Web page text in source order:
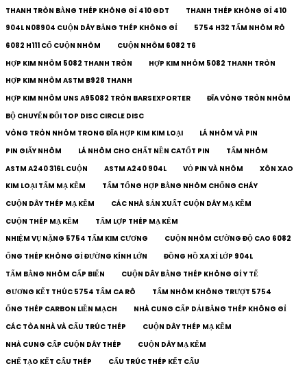
THANH TRÒN BẰNG THÉP KHÔNG GỈ 410 GDT
THANH THÉP KHÔNG GỈ 410
904L N08904 CUỘN DÂY BẰNG THÉP KHÔNG GỈ
5754 H32 TẤM NHÔM RÔ
6082 H111 CỔ CUỘN NHÔM
CUỘN NHÔM 6082 T6
HỢP KIM NHÔM 5082 THANH TRÒN
HỢP KIM NHÔM 5082 THANH TRÒN
HỢP KIM NHÔM ASTM B928 THANH
HỢP KIM NHÔM UNS A95082 TRÒN BARSEXPORTER
ĐĨA VÒNG TRÒN NHÔM
BỘ CHUYỂN ĐỔI TOP DISC CIRCLE DISC
VÒNG TRÒN NHÔM TRONG ĐĨA HỢP KIM KIM LOẠI
LÁ NHÔM VÀ PIN
PIN GIẤY NHÔM
LÁ NHÔM CHO CHẤT NỀN CATỐT PIN
TẤM NHÔM
ASTM A240 316L CUỘN
ASTM A240 904L VỎ PIN VÀ NHÔM
XÔN XAO
KIM LOẠI TẤM MẠ KẼM
TẤM TỔNG HỢP BẰNG NHÔM CHỐNG CHÁY
CUỘN DÂY THÉP MẠ KẼM
CÁC NHÀ SẢN XUẤT CUỘN DÂY MẠ KẼM
CUỘN THÉP MẠ KẼM
TẤM LỢP THÉP MẠ KẼM
NHIỆM VỤ NẶNG 5754 TẤM KIM CƯƠNG
CUỘN NHÔM CƯỜNG ĐỘ CAO 6082
ỐNG THÉP KHÔNG GỈ ĐƯỜNG KÍNH LỚN
ĐỒNG HỒ XA XỈ LỚP 904L
TẤM BẰNG NHÔM CẤP BIỂN
CUỘN DÂY BẰNG THÉP KHÔNG GỈ Y TẾ
GƯƠNG KẾT THÚC 5754 TẤM CA RÔ
TẤM NHÔM KHÔNG TRƯỢT 5754
ỐNG THÉP CARBON LIỀN MẠCH
NHÀ CUNG CẤP DẢI BẰNG THÉP KHÔNG GỈ
CÁC TÒA NHÀ VÀ CẤU TRÚC THÉP
CUỘN DÂY THÉP MẠ KẼM
NHÀ CUNG CẤP CUỘN DÂY THÉP
CUỘN DÂY MẠ KẼM
CHẾ TẠO KẾT CẤU THÉP
CẤU TRÚC THÉP KẾT CẤU